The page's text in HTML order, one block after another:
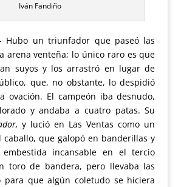
Iván Fandiño
Hubo un triunfador que paseó las
arena venteña; lo único raro es que
suyos y los arrastró en lugar de
que, no obstante, lo despidió
ovación. El campeón iba desnudo,
y andaba a cuatro patas. Su
y lució en Las Ventas como un
caballo, que galopó en banderillas y
incansable en el tercio
toro de bandera, pero llevaba las
para que algún coletudo se hiciera